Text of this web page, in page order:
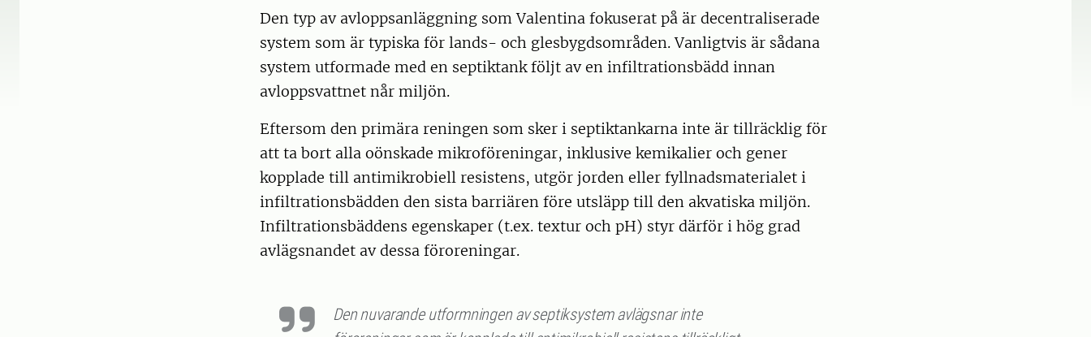
Den typ av avloppsanläggning som Valentina fokuserat på är decentraliserade
system som är typiska för lands- och glesbygdsområden. Vanligtvis är sådana
system utformade med en septiktank följt av en infiltrationsbädd innan
avloppsvattnet når miljön.
Eftersom den primära reningen som sker i septiktankarna inte är tillräcklig för
att ta bort alla oönskade mikroföreningar, inklusive kemikalier och gener
kopplade till antimikrobiell resistens, utgör jorden eller fyllnadsmaterialet i
infiltrationsbädden den sista barriären före utsläpp till den akvatiska miljön.
Infiltrationsbäddens egenskaper (t.ex. textur och pH) styr därför i hög grad
avlägsnandet av dessa föroreningar.
Den nuvarande utformningen av septiksystem avlägsnar inte